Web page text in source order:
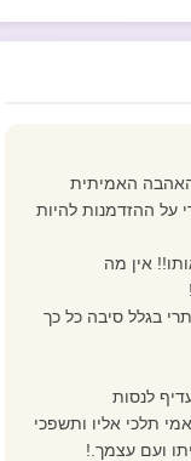
האמיתית
על ההזדמנות להיות
אין מה
בגלל סיבה כל כך
לנסות
תלכי אליו ותשפכי
ועם עצמך.!